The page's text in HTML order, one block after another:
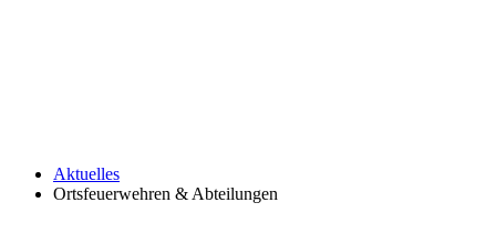
Aktuelles
Ortsfeuerwehren & Abteilungen